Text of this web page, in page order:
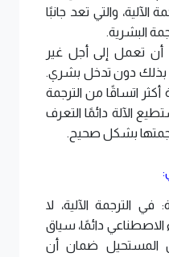
والتي تعد جانبًا
البشرية.
تعمل إلى أجل غير
بذلك دون تدخل بشري.
أكثر اتساقًا من الترجمة
الآلة دائمًا التعرف
بشكل صحيح.
الترجمة الآلية، لا
الاصطناعي دائمًا، سياق
المستحيل ضمان أن